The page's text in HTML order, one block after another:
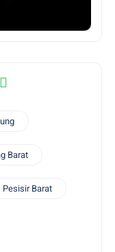
Barat
Pesisir Barat